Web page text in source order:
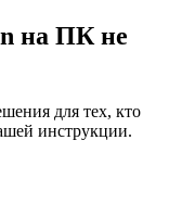
на ПК не
для тех, кто
инструкции.